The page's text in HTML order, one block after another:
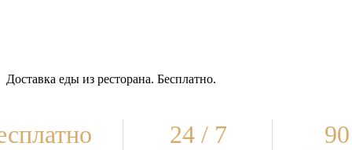
Доставка еды из ресторана. Бесплатно.
24 / 7
90